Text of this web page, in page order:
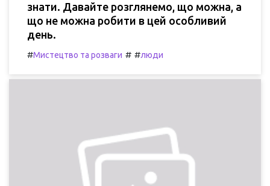
знати. Давайте розглянемо, що можна, а
що не можна робити в цей особливий
день.
#Мистецтво та розваги # #люди